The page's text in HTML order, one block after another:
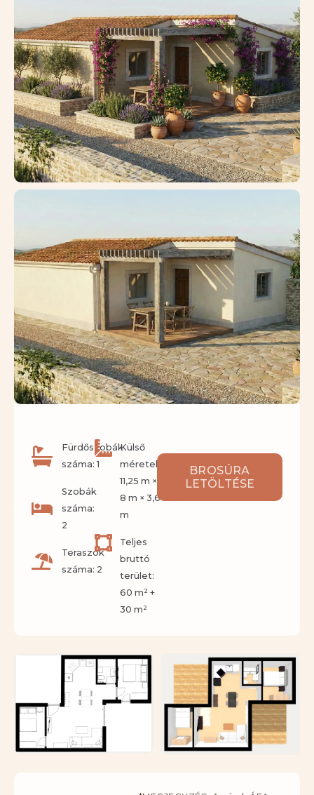
Fürdőszobák
száma: 1
Szobák
száma:
2
Teraszok
száma: 2
Külső
méretek:
11,25 m ×
8 m × 3,6
m
Teljes
bruttó
terület:
60 m² +
30 m²
BROSÚRA
LETÖLTÉSE